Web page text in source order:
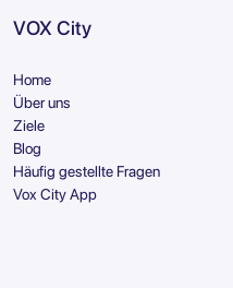
VOX City
Home
Über uns
Ziele
Blog
Häufig gestellte Fragen
Vox City App